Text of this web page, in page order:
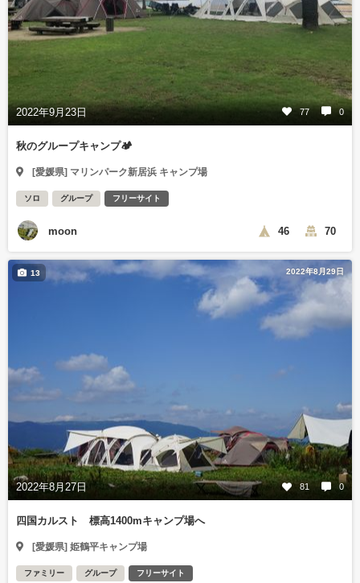
2022年9月23日 77 0
秋のグループキャンプ🏕
[愛媛県] マリンパーク新居浜 キャンプ場
ソロ グループ フリーサイト
moon 46 70
2022年8月29日
2022年8月27日 81 0
13
四国カルスト 標高1400mキャンプ場へ
[愛媛県] 姫鶴平キャンプ場
ファミリー グループ フリーサイト